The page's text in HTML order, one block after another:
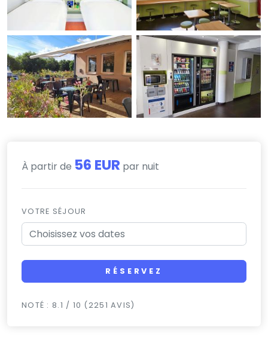
À partir de 56 EUR par nuit
VOTRE SÉJOUR
RÉSERVEZ
NOTÉ : 8.1 / 10 (2251 AVIS)